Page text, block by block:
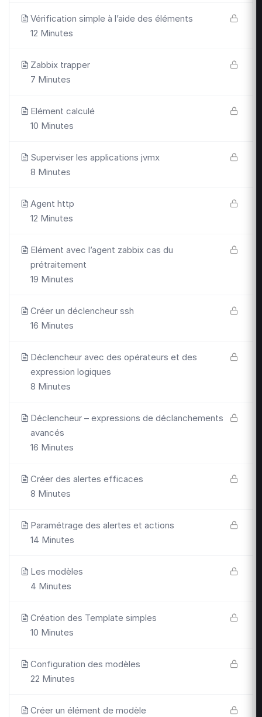
Vérification simple à l’aide des éléments
12 Minutes
Zabbix trapper
7 Minutes
Elément calculé
10 Minutes
Superviser les applications jvmx
8 Minutes
Agent http
12 Minutes
Elément avec l’agent zabbix cas du
prétraitement
19 Minutes
Créer un déclencheur ssh
16 Minutes
Déclencheur avec des opérateurs et des
expression logiques
8 Minutes
Déclencheur – expressions de déclanchements
avancés
16 Minutes
Créer des alertes efficaces
8 Minutes
Paramétrage des alertes et actions
14 Minutes
Les modèles
4 Minutes
Création des Template simples
10 Minutes
Configuration des modèles
22 Minutes
Créer un élément de modèle